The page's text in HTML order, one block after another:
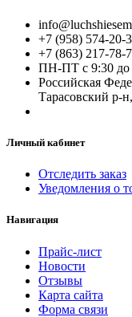
+7 (958) 574-20-
+7 (863) 217-78-
ПН-ПТ с 9:30
Российская
Тарасовский
Личный кабинет
Отследить заказ
Уведомления о
Навигация
Прайс-лист
Новости
Отзывы
Карта сайта
Форма связи